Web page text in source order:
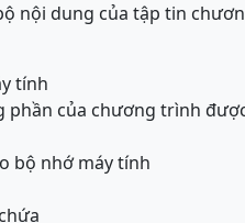
nội dung của tập tin
tính
phần của chương trình
bộ nhớ máy tính